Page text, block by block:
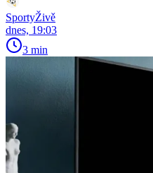
SportyŽivě
dnes, 19:03
3 min